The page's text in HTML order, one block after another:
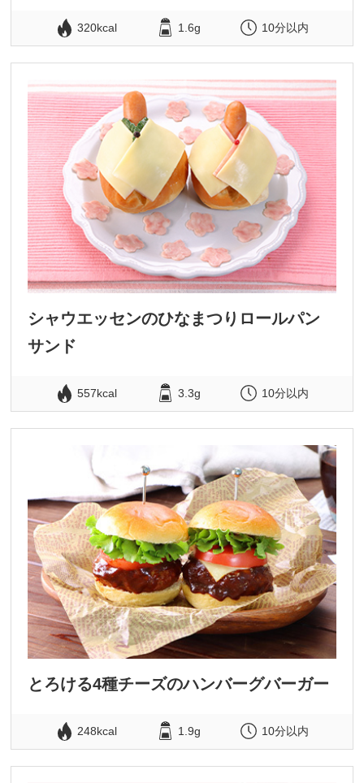
320kcal 1.6g 10分以内
シャウエッセンのひなまつりロールパン
サンド
557kcal 3.3g 10分以内
とろける4種チーズのハンバーグバーガー
248kcal 1.9g 10分以内